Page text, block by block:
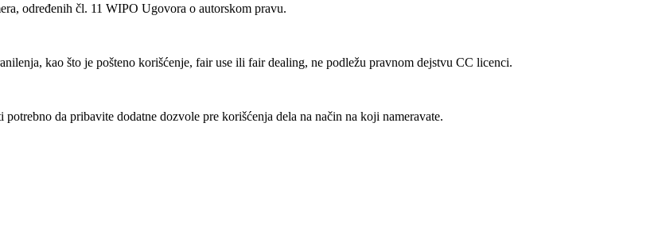
određenih čl. 11 WIPO Ugovora o autorskom pravu.
kao što je pošteno korišćenje, fair use ili fair dealing, ne podležu pravnom dejstvu CC licenci.
da pribavite dodatne dozvole pre korišćenja dela na način na koji nameravate.